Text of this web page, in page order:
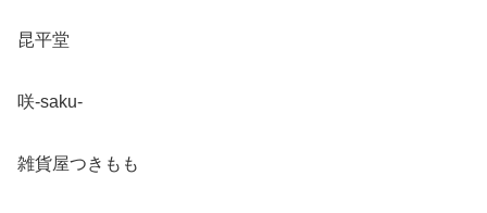
昆平堂
咲-saku-
雑貨屋つきもも